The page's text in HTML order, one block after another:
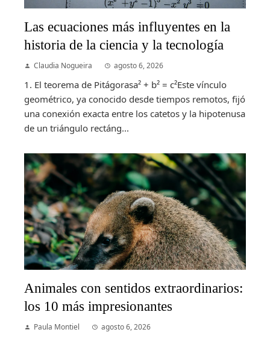
Las ecuaciones más influyentes en la
historia de la ciencia y la tecnología
Claudia Nogueira agosto 6, 2026
1. El teorema de Pitágorasa² + b² = c²Este vínculo
geométrico, ya conocido desde tiempos remotos, fijó
una conexión exacta entre los catetos y la hipotenusa
de un triángulo rectáng...
Animales con sentidos extraordinarios:
los 10 más impresionantes
Paula Montiel agosto 6, 2026